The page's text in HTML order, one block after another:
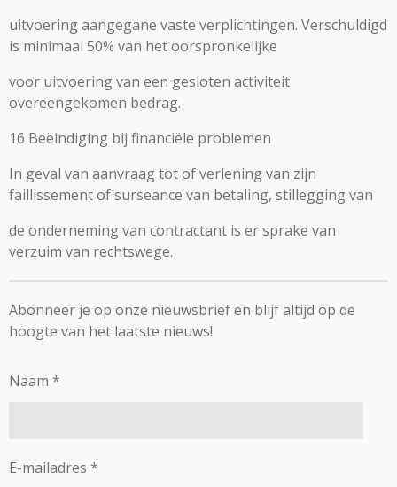
uitvoering aangegane vaste verplichtingen. Verschuldigd
is minimaal 50% van het oorspronkelijke
voor uitvoering van een gesloten activiteit
overeengekomen bedrag.
16 Beëindiging bij financiële problemen
In geval van aanvraag tot of verlening van zijn
faillissement of surseance van betaling, stillegging van
de onderneming van contractant is er sprake van
verzuim van rechtswege.
Abonneer je op onze nieuwsbrief en blijf altijd op de
hoogte van het laatste nieuws!
Naam *
E-mailadres *